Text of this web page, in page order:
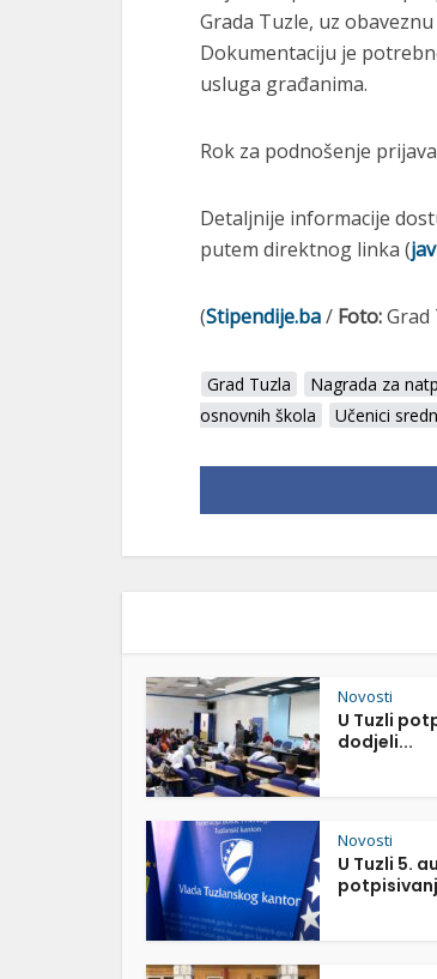
Grada Tuzle, uz
Dokumentaciju je
usluga građanima.
Rok za podnošenje
Detaljnije informacije
putem direktnog linka (
(Stipendije.ba/ Foto:Grad
Grad Tuzla Nagrada za
osnovnih škola
Učenici
Novosti
U Tuzli
dodjeli...
Novosti
U Tuzli 5.